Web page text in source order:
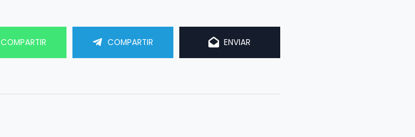
COMPARTIR COMPARTIR ENVIAR